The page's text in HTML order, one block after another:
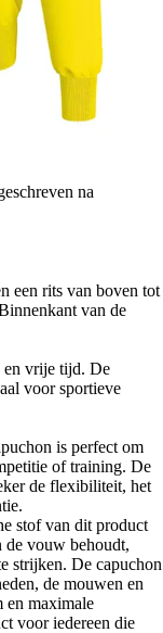
na
een rits van boven tot
van de
en vrije tijd. De
voor sportieve
is perfect om
of training. De
de flexibiliteit, het
stof van dit product
de vouw behoudt,
strijken. De capuchon
de mouwen en
en maximale
voor iedereen die